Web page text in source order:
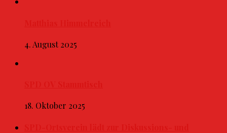
4. August 2025
18. Oktober 2025